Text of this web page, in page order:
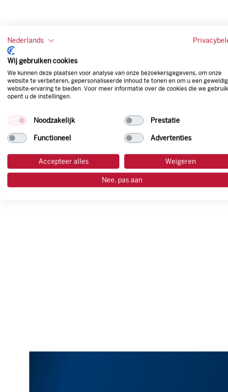
Nederlands
Wij gebruiken cookies
We kunnen deze plaatsen voor analyse van onze bezoekersgegevens, om onze
website te verbeteren, gepersonaliseerde inhoud te tonen en om u een
website-ervaring te bieden. Voor meer informatie over de cookies die we
opent u de instellingen.
Noodzakelijk Prestatie
Functioneel Advertenties
Accepteer alles Weigeren
Nee, pas aan